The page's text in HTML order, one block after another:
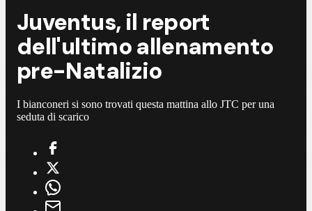
Juventus, il report
dell'ultimo allenamento
pre-Natalizio
I bianconeri si sono trovati questa mattina allo JTC per una
seduta di scarico